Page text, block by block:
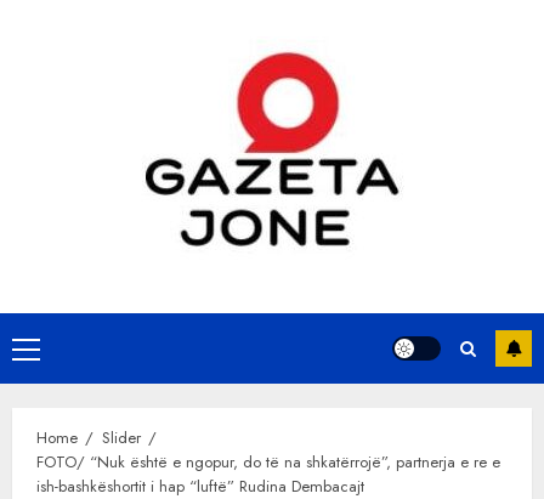
Primary
Menu
Home
Slider
FOTO/ “Nuk është e ngopur, do të na shkatërrojë”, partnerja e re e
ish-bashkëshortit i hap “luftë” Rudina Dembacajt